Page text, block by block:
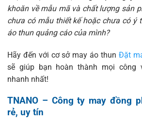
khoăn về mẫu mã và chất lượng sản
chưa có mẫu thiết kế hoặc chưa có ý
áo thun quảng cáo của mình?
Hãy đến với cơ sở may áo thun Đặt
sẽ giúp bạn hoàn thành mọi công
nhanh nhất!
TNANO – Công ty may đồng
rẻ, uy tín